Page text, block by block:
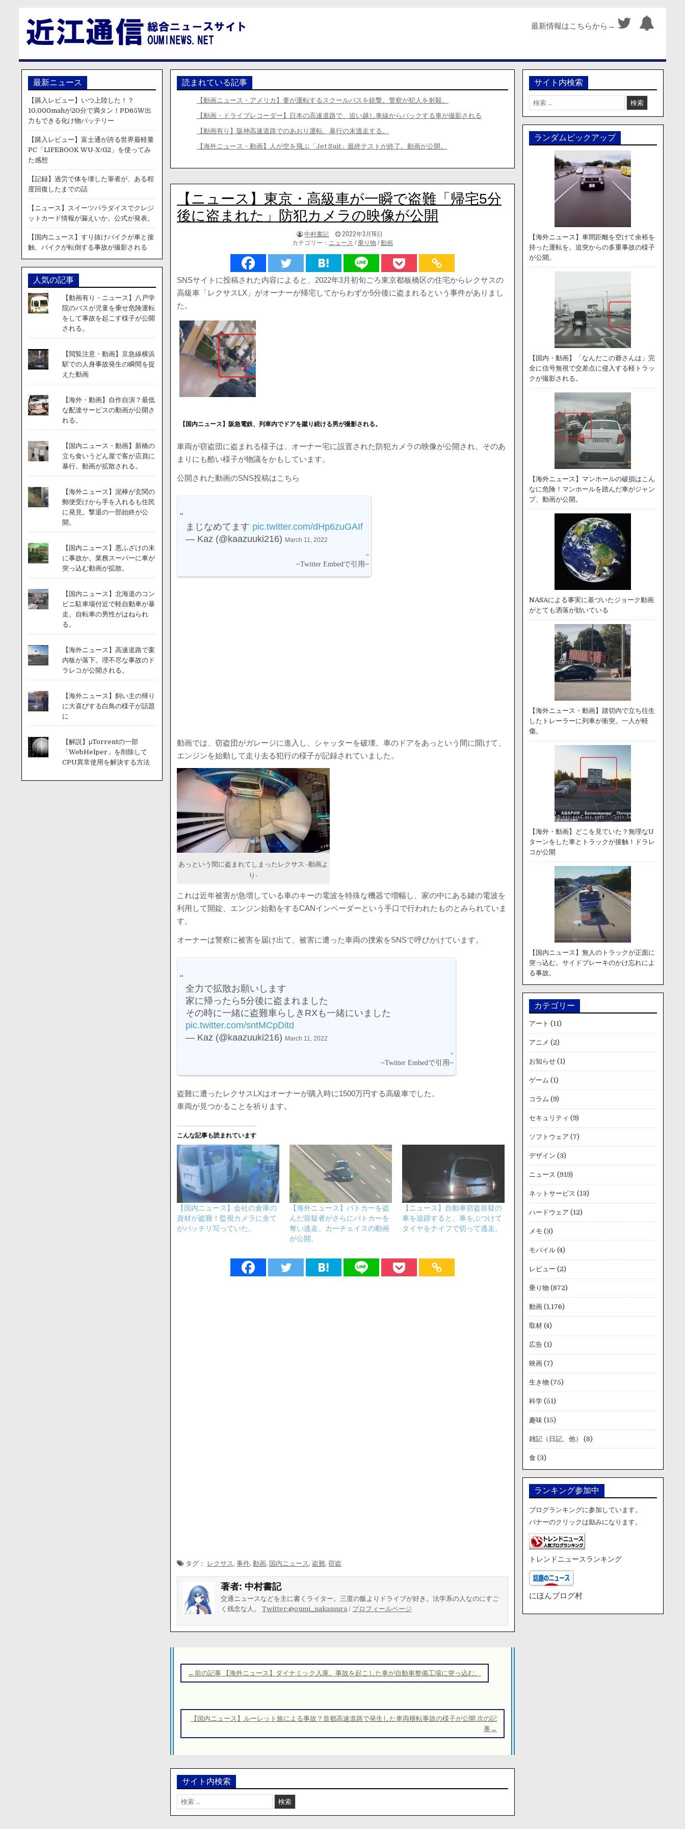
最新情報はこちらから→
読まれている記事
【動画ニュース・アメリカ】妻が運転するスクールバスを銃撃。警察が犯人を射殺。
【動画・ドライブレコーダー】日本の高速道路で、追い越し車線からバックする車が撮影される
【動画有り】阪神高速道路でのあおり運転、暴行の末逃走する。
【海外ニュース・動画】人が空を飛ぶ「Jet Suit」最終テストが終了。動画が公開。
【ニュース】東京・高級車が一瞬で盗難「帰宅5分
後に盗まれた」防犯カメラの映像が公開
著
者:
中村書記
掲
載
日：
2022年3月16日
カテゴリー： ニュース /乗り物 /動画
SNSサイトに投稿された内容によると、2022年3月初旬ごろ東京都板橋区の住宅からレクサスの
高級車「レクサスLX」がオーナーが帰宅してからわずか5分後に盗まれるという事件がありまし
た。
【国内ニュース】阪急電鉄、列車内でドアを蹴り続ける男が撮影される。
車両が窃盗団に盗まれる様子は、オーナー宅に設置された防犯カメラの映像が公開され、そのあ
まりにも酷い様子が物議をかもしています。
公開された動画のSNS投稿はこちら
まじなめてます pic.twitter.com/dHp6zuGAIf
— Kaz (@kaazuuki216) March 11, 2022
動画では、窃盗団がガレージに進入し、シャッターを破壊。車のドアをあっという間に開けて、
エンジンを始動して走り去る犯行の様子が記録されていました。
あっという間に盗まれてしまったレクサス -動画よ
り-
これは近年被害が急増している車のキーの電波を特殊な機器で増幅し、家の中にある鍵の電波を
利用して開錠、エンジン始動をするCANインベーダーという手口で行われたものとみられていま
す。
オーナーは警察に被害を届け出て、被害に遭った車両の捜索をSNSで呼びかけています。
全力で拡散お願いします
家に帰ったら5分後に盗まれました
その時に一緒に盗難車らしきRXも一緒にいました
pic.twitter.com/sntMCpDitd
— Kaz (@kaazuuki216) March 11, 2022
盗難に遭ったレクサスLXはオーナーが購入時に1500万円する高級車でした。
車両が見つかることを祈ります。
こんな記事も読まれています
【国内ニュース】会社の倉庫の
資材が盗難！監視カメラに全て
がバッチリ写っていた。
【海外ニュース】パトカーを盗
んだ容疑者がさらにパトカーを
奪い逃走。カーチェイスの動画
が公開。
【ニュース】自動車窃盗容疑の
車を追跡すると、車をぶつけて
タイヤをナイフで切って逃走。
タグ： レクサス ,事件,動画, 国内ニュース ,盗難,窃盗
著者: 中村書記
交通ニュースなどを主に書くライター。三度の飯よりドライブが好き。法学系の人なのにすご
く残念な人。Twitter:@oumi_nakamura / プロフィールページ
稿
ナ
ゲ
シ
ン
←前の記事 【海外ニュース】ダイナミック入庫。事故を起こした車が自動車整備工場に突っ込む。
【国内ニュース】ルーレット族による事故？首都高速道路で発生した車両横転事故の様子が公開 次の記
事→
サイト内検索
検
索:
最新ニュース
【購入レビュー】いつ上陸した！？
10,000mahが20分で満タン！PD65W出
力もできる化け物バッテリー
【購入レビュー】富士通が誇る世界最軽量
PC「LIFEBOOK WU-X/G2」を使ってみ
た感想
【記録】過労で体を壊した筆者が、ある程
度回復したまでの話
【ニュース】スイーツパラダイスでクレジ
ットカード情報が漏えいか。公式が発表。
【国内ニュース】すり抜けバイクが車と接
触、バイクが転倒する事故が撮影される
人気の記事
【動画有り・ニュース】八戸学
院のバスが児童を乗せ危険運転
をして事故を起こす様子が公開
される。
【閲覧注意・動画】京急線横浜
駅での人身事故発生の瞬間を捉
えた動画
【海外・動画】自作自演？最低
な配達サービスの動画が公開さ
れる。
【国内ニュース・動画】新橋の
立ち食いうどん屋で客が店員に
暴行。動画が拡散される。
【海外ニュース】泥棒が玄関の
郵便受けから手を入れるも住民
に発見。撃退の一部始終が公
開。
【国内ニュース】悪ふざけの末
に事故か。業務スーパーに車が
突っ込む動画が拡散。
【国内ニュース】北海道のコン
ビニ駐車場付近で軽自動車が暴
走。自転車の男性がはねられ
る。
【海外ニュース】高速道路で案
内板が落下。理不尽な事故のド
ラレコが公開される。
【海外ニュース】飼い主の帰り
に大喜びする白鳥の様子が話題
に
【解説】μTorrentの一部
「WebHelper」を削除して
CPU異常使用を解決する方法
サイト内検索
検
索:
ランダムピックアップ
【海外ニュース】車間距離を空けて余裕を
持った運転を。追突からの多重事故の様子
が公開。
【国内・動画】「なんだこの爺さんは」完
全に信号無視で交差点に侵入する軽トラッ
クが撮影される。
【海外ニュース】マンホールの破損はこん
なに危険！マンホールを踏んだ車がジャン
プ、動画が公開。
NASAによる事実に基づいたジョーク動画
がとても洒落が効いている
【海外ニュース・動画】踏切内で立ち往生
したトレーラーに列車が衝突。一人が軽
傷。
【海外・動画】どこを見ていた？無理なU
ターンをした車とトラックが接触！ドラレ
コが公開
【国内ニュース】無人のトラックが正面に
突っ込む。サイドブレーキのかけ忘れによ
る事故。
カテゴリー
アート (11)
アニメ (2)
お知らせ(1)
ゲーム (1)
コラム (9)
セキュリティ (9)
ソフトウェア (7)
デザイン (3)
ニュース (919)
ネットサービス (13)
ハードウェア (12)
メモ (3)
モバイル(4)
レビュー (2)
乗り物 (872)
動画(1,176)
取材(4)
広告(1)
映画(7)
生き物 (75)
科学(51)
趣味(15)
雑記（日記、他） (8)
食 (3)
ランキング参加中
ブログランキングに参加しています。
バナーのクリックは励みになります。
トレンドニュースランキング
にほんブログ村